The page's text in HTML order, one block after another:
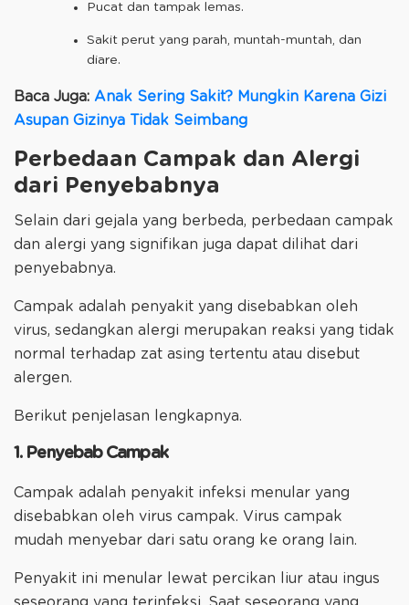
Pucat dan tampak lemas.
Sakit perut yang parah, muntah-muntah, dan
diare.
Baca Juga: Anak Sering Sakit? Mungkin Karena Gizi
Asupan Gizinya Tidak Seimbang
Perbedaan Campak dan Alergi
dari Penyebabnya
Selain dari gejala yang berbeda, perbedaan campak
dan alergi yang signifikan juga dapat dilihat dari
penyebabnya.
Campak adalah penyakit yang disebabkan oleh
virus, sedangkan alergi merupakan reaksi yang tidak
normal terhadap zat asing tertentu atau disebut
alergen.
Berikut penjelasan lengkapnya.
1. Penyebab Campak
Campak adalah penyakit infeksi menular yang
disebabkan oleh virus campak. Virus campak
mudah menyebar dari satu orang ke orang lain.
Penyakit ini menular lewat percikan liur atau ingus